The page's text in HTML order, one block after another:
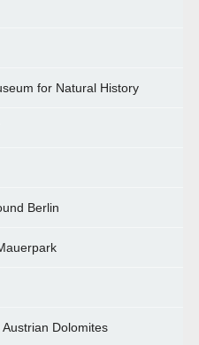
for Natural History
Berlin
Dolomites